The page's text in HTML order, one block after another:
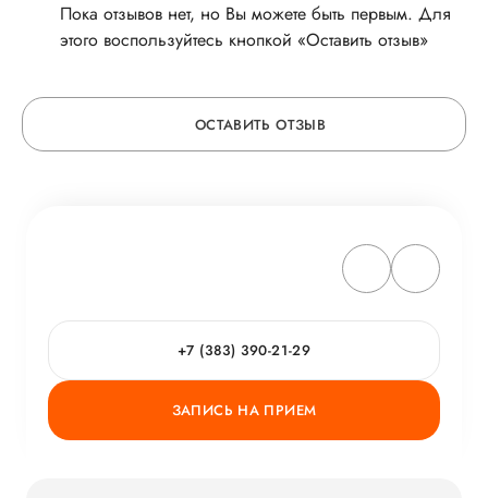
Пока отзывов нет, но Вы можете быть первым. Для
этого воспользуйтесь кнопкой «Оставить отзыв»
ОСТАВИТЬ ОТЗЫВ
ГОРЯЧАЯ ЛИНИЯ КАЧЕСТВА
+7 (383) 390-21-29
ЗАПИСЬ НА ПРИЕМ